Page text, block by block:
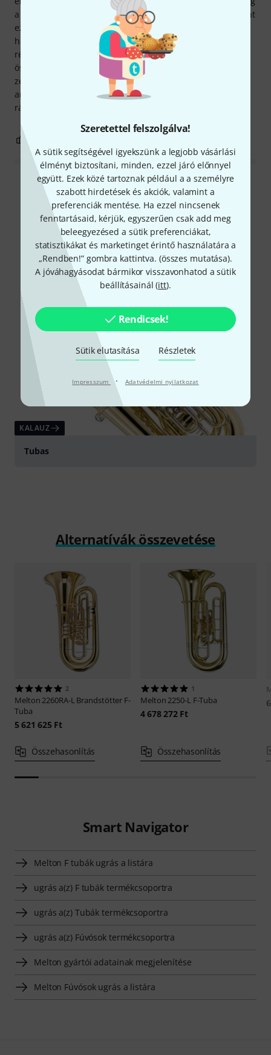
Szeretettel felszolgálva!
A sütik segítségével igyekszünk a legjobb vásárlási
élményt biztosítani, minden, ezzel járó előnnyel
együtt. Ezek közé tartoznak például a a személyre
szabott hirdetések és akciók, valamint a
preferenciák mentése. Ha ezzel nincsenek
fenntartásaid, kérjük, egyszerűen csak add meg
beleegyezésed a sütik preferenciákat,
statisztikákat és marketinget érintő használatára a
„Rendben!” gombra kattintva. (összes mutatása).
A jóváhagyásodat bármikor visszavonhatod a sütik
beállításainál (itt).
Rendicsek!
Sütik elutasítása Részletek
Impresszum · Adatvédelmi nyilatkozat
a gyors és kihívást jelentő részekben is. Véleményem szerint
ez a tuba megéri az árát – néhány plusz euró befektetése
hatalmas örömet okoz mindenkinek, aki birtokolja! A
rézfúvós csapatnak is köszönet illeti; öröm volt tesztelni és
összehasonlítani a különböző tubákat. Megadták a
zenészeknek a szükséges időt a hangszer kiválasztására
anélkül, hogy bármelyik eladó nyomást gyakorolt volna
rájuk.
Összes értékelés olvasása
Tudtad?
Mind Kalauz
KALAUZ
Tubas
Alternatívák összevetése
2
Melton2260RA-L Brandstötter F-
Tuba
5 621 625 Ft
Összehasonlítás
1
Melton2250-L F-Tuba
4 678 272 Ft
Összehasonlítás
Smart Navigator
Melton F tubák ugrás a listára
ugrás a(z) F tubák termékcsoportra
ugrás a(z) Tubák termékcsoportra
ugrás a(z) Fúvósok termékcsoportra
Melton gyártói adatainak megjelenítése
Melton Fúvósok ugrás a listára